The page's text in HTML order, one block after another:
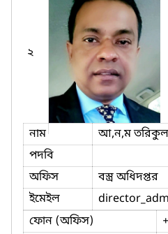
২
নাম
আ,ন,ম তরিকুল
পদবি
অফিস
বস্ত্র অধিদপ্তর
ইমেইল
ফোন (অফিস)